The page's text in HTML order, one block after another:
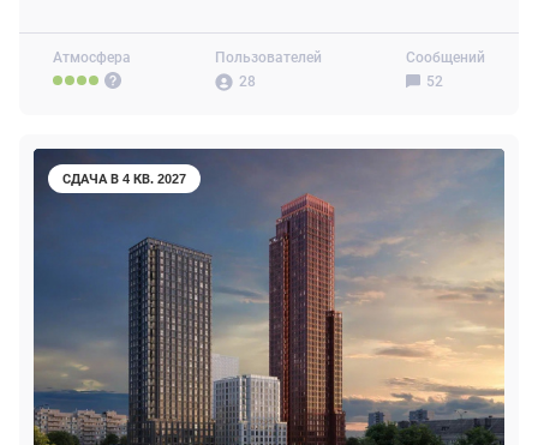
Атмосфера
Пользователей
28
Сообщений
52
СДАЧА В 4 КВ. 2027